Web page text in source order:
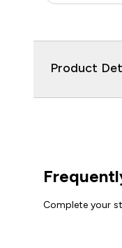
Product
Complete your